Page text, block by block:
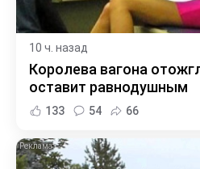
10 ч. назад
Королева вагона
оставит равнодушным
133 54 66